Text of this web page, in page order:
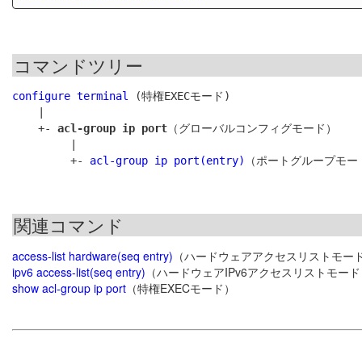
コマンドツリー
configure terminal
(特権EXECモード)
    +-
acl-group ip port （グローバルコンフィグモード）
         +-
acl-group ip port(entry)
関連コマンド
access-list hardware(seq entry) （ハードウェアアクセスリストモー
ipv6 access-list(seq entry) （ハードウェアIPv6アクセスリストモー
show acl-group ip port （特権EXECモード）